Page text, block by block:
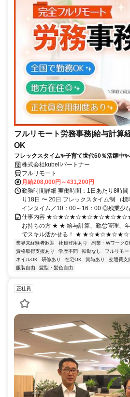
フルリモート労務事務|給与計算
OK
フレックスタイム✨子育て世代60％活躍中
株式会社kubellパートナー
フルリモート
月給208,000円～431,200円
勤務時間詳細 実働時間：1日あたり8時
り18日 〜 20日 フレックスタイム制 （
インタイム／10：00～16：00 ◎残業少な
仕事内容
お持ちの方 ★ ★ 給与計算、勤怠管理、
でスキル活かせる！ ★
業界未経験者歓迎 社員登用あり 副業・Wワーク
資格取得支援あり
学歴不問 転勤なし フルリモー
ネイルOK
研修あり 在宅OK 賞与あり 交通費支
服装自由
髪型・髪色自由
正社員